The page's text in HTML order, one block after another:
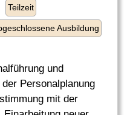
Teilzeit
Ausbildung
und
Personalplanung
mit der